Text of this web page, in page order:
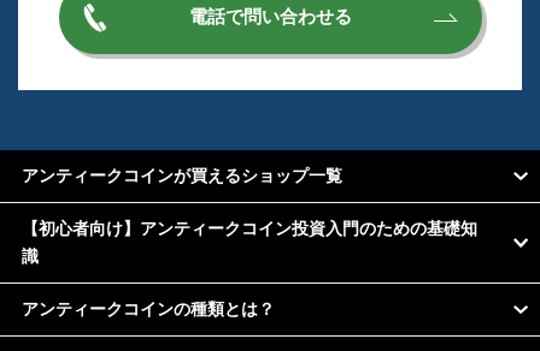
電話で問い合わせる
アンティークコインが買えるショップ一覧
【初心者向け】アンティークコイン投資入門のための基礎知
識
アンティークコインの種類とは？